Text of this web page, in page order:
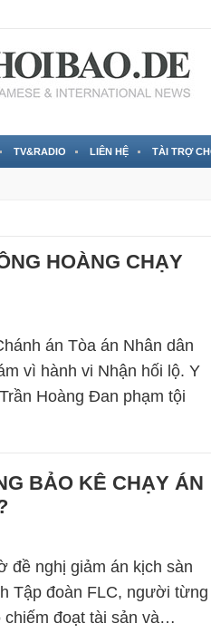
TV&RADIO LIÊN HỆ TÀI TRỢ
HOÀNG CHẠY
án Tòa án Nhân dân
vì hành vi Nhận hối lộ. Y
Hoàng Đan phạm tội
BẢO KÊ CHẠY ÁN
đề nghị giảm án kịch sàn
Tập đoàn FLC, người từng
chiếm đoạt tài sản và…